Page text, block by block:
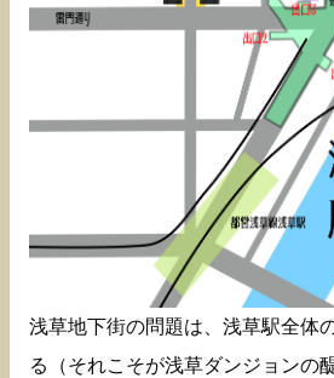
浅草地下街の問題は、浅草駅全体
る（それこそが浅草ダンジョンの